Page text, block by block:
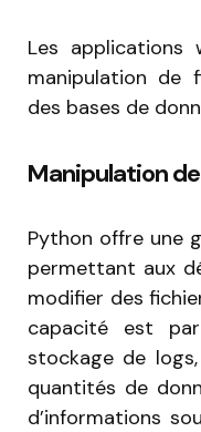
Les applications
manipulation de
des bases de
Manipulation
Python offre une
permettant aux
modifier des
capacité est
stockage de
quantités de
d’informations